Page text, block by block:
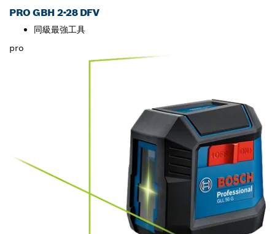
PRO GBH 2-28 DFV
同級最強工具
pro